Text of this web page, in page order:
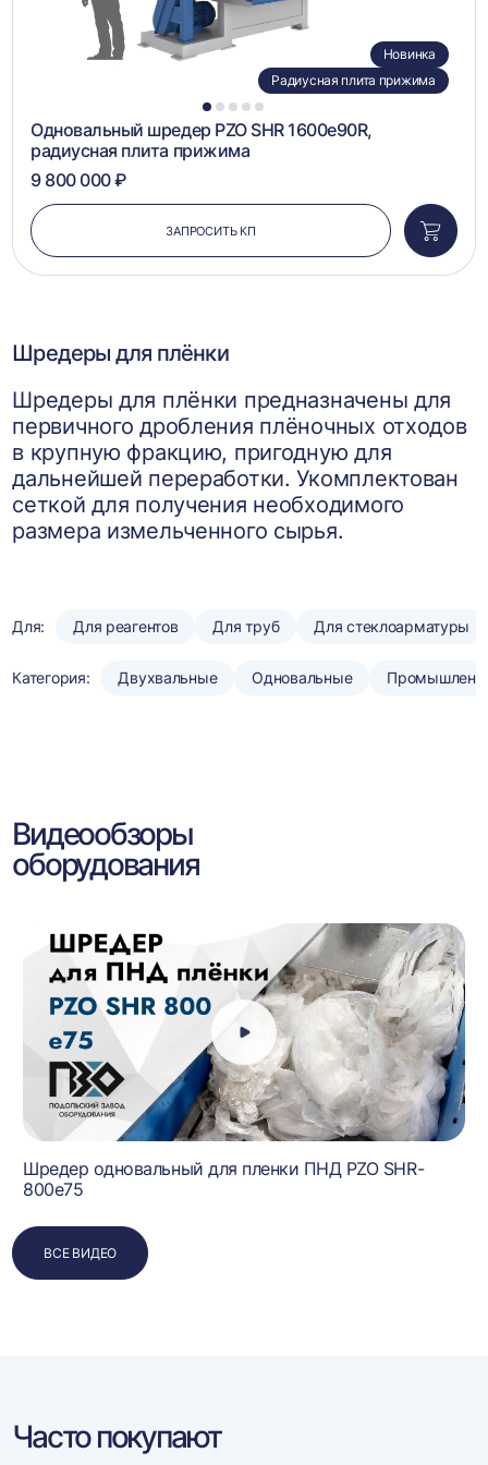
1 2 3 4 5
Новинка
Радиусная плита прижима
Одновальный шредер PZO SHR 1600e90R,
радиусная плита прижима
9 800 000 ₽
ЗАПРОСИТЬ КП
в
Шредеры для плёнки
Шредеры для плёнки предназначены для
первичного дробления плёночных отходов
в крупную фракцию, пригодную для
дальнейшей переработки. Укомплектован
сеткой для получения необходимого
размера измельченного сырья.
Для: Для реагентов Для труб Для стеклоарматуры
Категория: Двухвальные Одновальные
Видеообзоры
оборудования
Шредер одновальный для пленки ПНД PZO SHR-
800e75
ВСЕ ВИДЕО
Часто покупают